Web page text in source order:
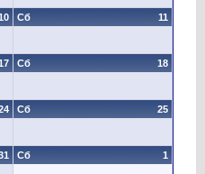
11
Сб
18
Сб
25
Сб
1
Сб